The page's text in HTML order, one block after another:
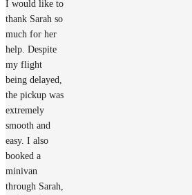
I would like to
thank Sarah so
much for her
help. Despite
my flight
being delayed,
the pickup was
extremely
smooth and
easy. I also
booked a
minivan
through Sarah,